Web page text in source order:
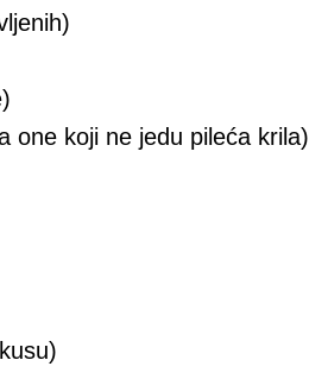
one koji ne jedu pileća krila)